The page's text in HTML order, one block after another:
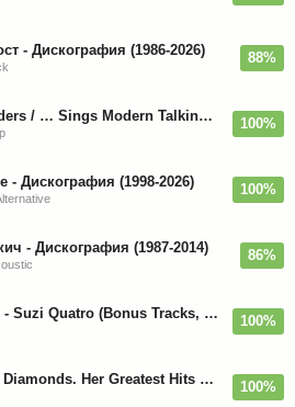
- Дискография (1986-2026) 88%
Thomas Anders / … Sings Modern Talking: The Best hi-res 100%
- Дискография (1998-2026) 100%
- Дискография (1987-2014) 86%
Suzi Quatro - Suzi Quatro (Bonus Tracks, Remaster) 1973/2022 100%
C.C. Catch - Diamonds. Her Greatest Hits 1988 100%